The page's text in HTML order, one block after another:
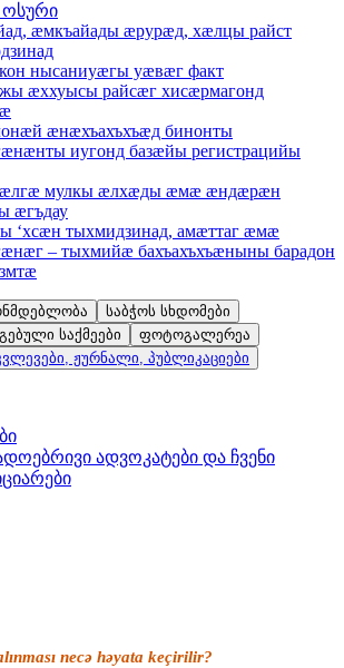
ოსური
æмкъайады æрурæд, хæлцы райст
нысаниуæгы уæвæг факт
æххуысы райсæг хисæрмагонд
æнæхъахъхъæд бинонты
иугонд базæйы регистрацийы
мулкы æлхæды æмæ æндæрæн
æгъдау
‘хсæн тыхмидзинад, амæттаг æмæ
– тыхмийæ бахъахъхъæныны барадон
საბჭოს სხდომები
საქმეები
ფოტოგალერეა
ჟურნალი, პუბლიკაციები
ადვოკატები და ჩვენი
necə həyata keçirilir?